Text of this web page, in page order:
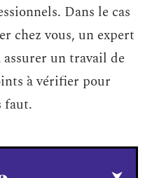
Dans le cas
chez vous, un expert
un travail de
à vérifier pour
faut.